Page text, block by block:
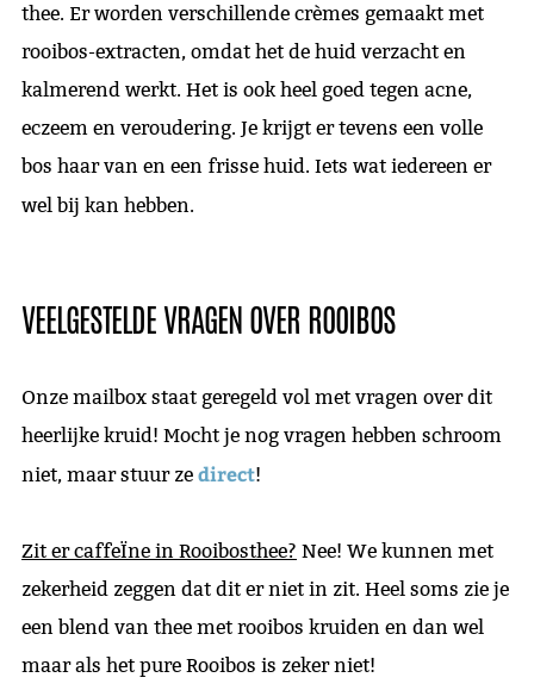
thee. Er worden verschillende crèmes gemaakt met
rooibos-extracten, omdat het de huid verzacht en
kalmerend werkt. Het is ook heel goed tegen acne,
eczeem en veroudering. Je krijgt er tevens een volle
bos haar van en een frisse huid. Iets wat iedereen er
wel bij kan hebben.
VEELGESTELDE VRAGEN OVER ROOIBOS
Onze mailbox staat geregeld vol met vragen over dit
heerlijke kruid! Mocht je nog vragen hebben schroom
niet, maar stuur ze direct!
Zit er caffeÏne in Rooibosthee? Nee! We kunnen met
zekerheid zeggen dat dit er niet in zit. Heel soms zie je
een blend van thee met rooibos kruiden en dan wel
maar als het pure Rooibos is zeker niet!